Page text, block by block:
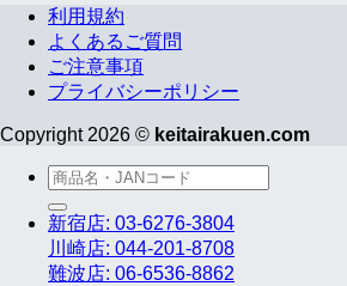
利用規約
よくあるご質問
ご注意事項
プライバシーポリシー
Copyright 2026 © keitairakuen.com
検
索
対
象:
新宿店: 03-6276-3804
川崎店: 044-201-8708
難波店: 06-6536-8862